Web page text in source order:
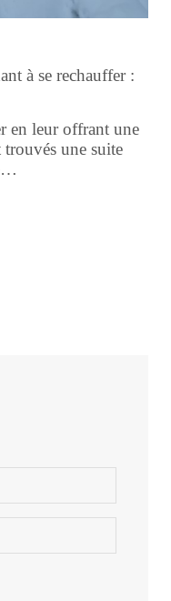
à se rechauffer :
en leur offrant une
une suite